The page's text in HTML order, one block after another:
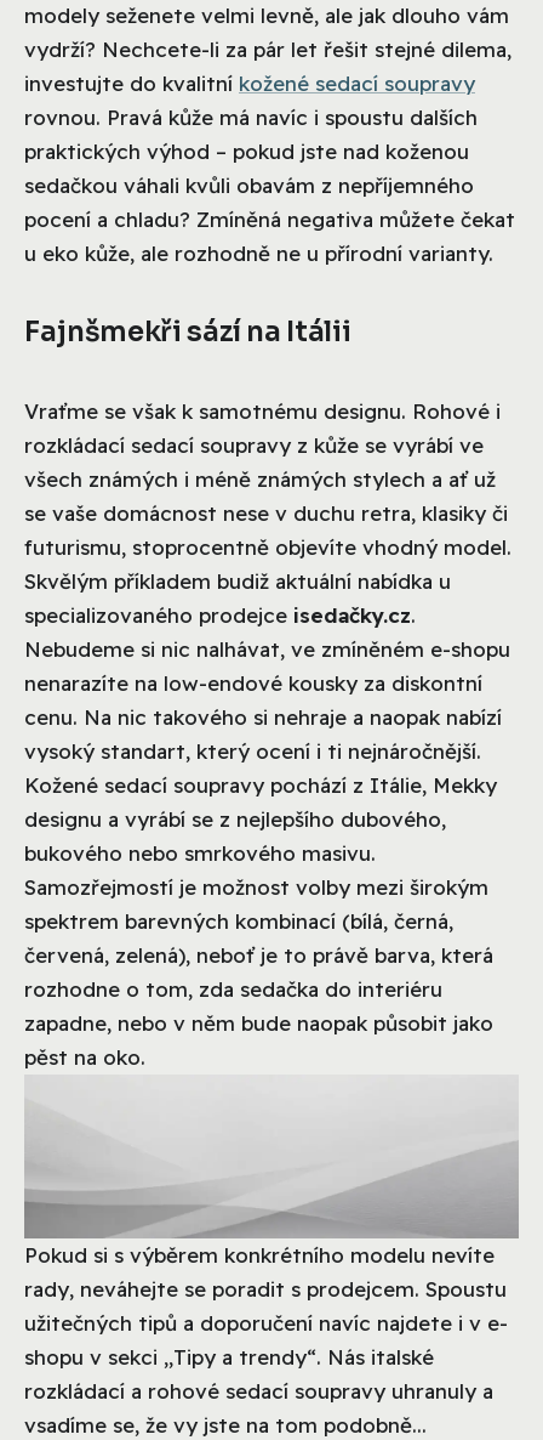
modely seženete velmi levně, ale jak dlouho vám
vydrží? Nechcete-li za pár let řešit stejné dilema,
investujte do kvalitní kožené sedací soupravy
rovnou. Pravá kůže má navíc i spoustu dalších
praktických výhod – pokud jste nad koženou
sedačkou váhali kvůli obavám z nepříjemného
pocení a chladu? Zmíněná negativa můžete čekat
u eko kůže, ale rozhodně ne u přírodní varianty.
Fajnšmekři sází na Itálii
Vraťme se však k samotnému designu. Rohové i
rozkládací sedací soupravy z kůže se vyrábí ve
všech známých i méně známých stylech a ať už
se vaše domácnost nese v duchu retra, klasiky či
futurismu, stoprocentně objevíte vhodný model.
Skvělým příkladem budiž aktuální nabídka u
specializovaného prodejce isedačky.cz.
Nebudeme si nic nalhávat, ve zmíněném e-shopu
nenarazíte na low-endové kousky za diskontní
cenu. Na nic takového si nehraje a naopak nabízí
vysoký standart, který ocení i ti nejnáročnější.
Kožené sedací soupravy pochází z Itálie, Mekky
designu a vyrábí se z nejlepšího dubového,
bukového nebo smrkového masivu.
Samozřejmostí je možnost volby mezi širokým
spektrem barevných kombinací (bílá, černá,
červená, zelená), neboť je to právě barva, která
rozhodne o tom, zda sedačka do interiéru
zapadne, nebo v něm bude naopak působit jako
pěst na oko.
Pokud si s výběrem konkrétního modelu nevíte
rady, neváhejte se poradit s prodejcem. Spoustu
užitečných tipů a doporučení navíc najdete i v e-
shopu v sekci „Tipy a trendy“. Nás italské
rozkládací a rohové sedací soupravy uhranuly a
vsadíme se, že vy jste na tom podobně...